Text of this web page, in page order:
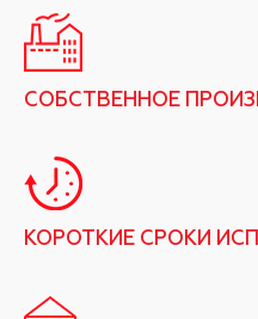
СОБСТВЕННОЕ
КОРОТКИЕ СРОКИ